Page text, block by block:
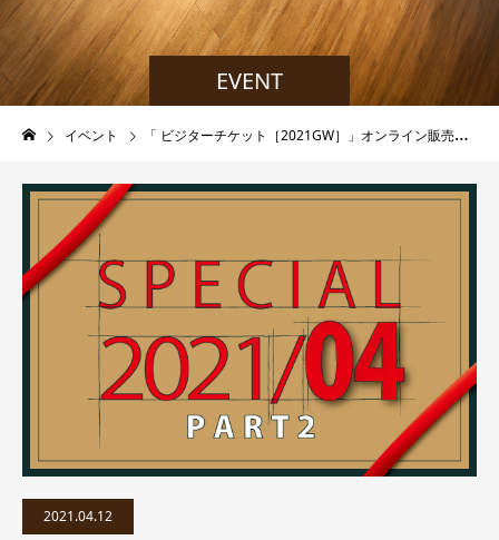
EVENT
イベント 「 ビジターチケット［2021GW］」オンライン販売について
2021.04.12